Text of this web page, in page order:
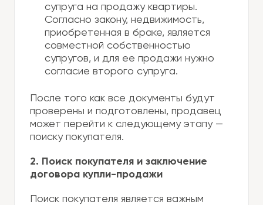
супруга на продажу квартиры.
Согласно закону, недвижимость,
приобретенная в браке, является
совместной собственностью
супругов, и для ее продажи нужно
согласие второго супруга.
После того как все документы будут
проверены и подготовлены, продавец
может перейти к следующему этапу —
поиску покупателя.
2. Поиск покупателя и заключение
договора купли-продажи
Поиск покупателя является важным